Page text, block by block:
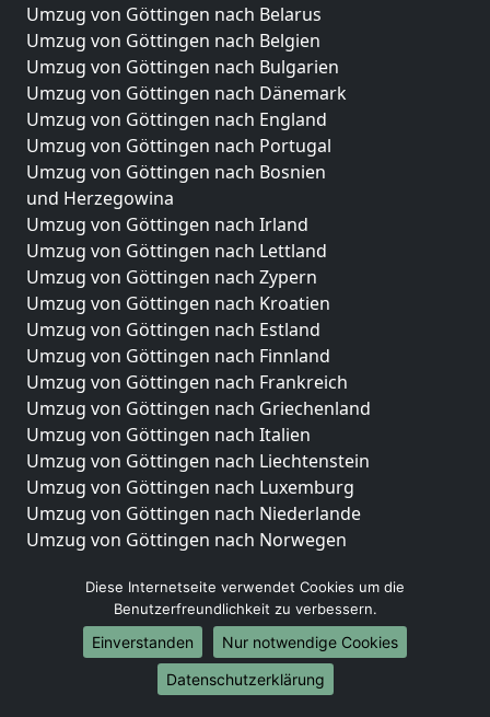
Umzug von Göttingen nach Belarus
Umzug von Göttingen nach Belgien
Umzug von Göttingen nach Bulgarien
Umzug von Göttingen nach Dänemark
Umzug von Göttingen nach England
Umzug von Göttingen nach Portugal
Umzug von Göttingen nach Bosnien
und Herzegowina
Umzug von Göttingen nach Irland
Umzug von Göttingen nach Lettland
Umzug von Göttingen nach Zypern
Umzug von Göttingen nach Kroatien
Umzug von Göttingen nach Estland
Umzug von Göttingen nach Finnland
Umzug von Göttingen nach Frankreich
Umzug von Göttingen nach Griechenland
Umzug von Göttingen nach Italien
Umzug von Göttingen nach Liechtenstein
Umzug von Göttingen nach Luxemburg
Umzug von Göttingen nach Niederlande
Umzug von Göttingen nach Norwegen
Umzüge-Deutschlandweit
Umzug von Göttingen nach Berlin
Umzug von Göttingen nach Hamburg
Umzug von Göttingen nach München
Umzug von Göttingen nach Köln
Diese Internetseite verwendet Cookies um die
Benutzerfreundlichkeit zu verbessern.
Einverstanden
Nur notwendige Cookies
Datenschutzerklärung